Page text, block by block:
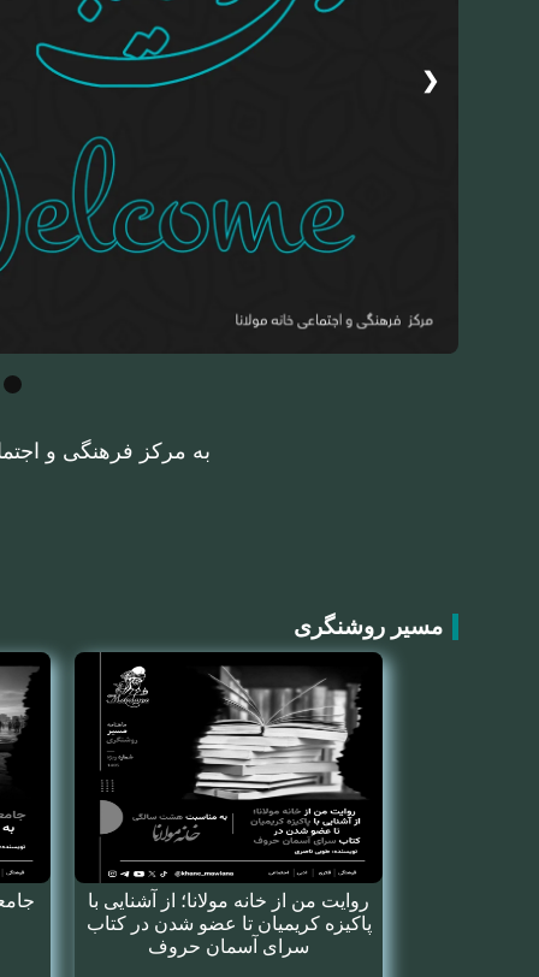
به مرکز فرهنگی و
❮
مسیر روشنگری
روایت من از خانه مولانا؛ از آشنایی با
پاکیزه کریمیان تا عضو شدن در کتاب
سرای آسمان حروف